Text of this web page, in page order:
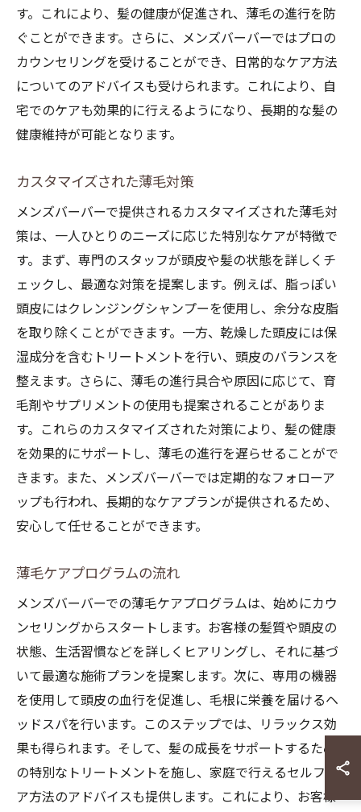
す。これにより、髪の健康が促進され、薄毛の進行を防
ぐことができます。さらに、メンズバーバーではプロの
カウンセリングを受けることができ、日常的なケア方法
についてのアドバイスも受けられます。これにより、自
宅でのケアも効果的に行えるようになり、長期的な髪の
健康維持が可能となります。
カスタマイズされた薄毛対策
メンズバーバーで提供されるカスタマイズされた薄毛対
策は、一人ひとりのニーズに応じた特別なケアが特徴で
す。まず、専門のスタッフが頭皮や髪の状態を詳しくチ
ェックし、最適な対策を提案します。例えば、脂っぽい
頭皮にはクレンジングシャンプーを使用し、余分な皮脂
を取り除くことができます。一方、乾燥した頭皮には保
湿成分を含むトリートメントを行い、頭皮のバランスを
整えます。さらに、薄毛の進行具合や原因に応じて、育
毛剤やサプリメントの使用も提案されることがありま
す。これらのカスタマイズされた対策により、髪の健康
を効果的にサポートし、薄毛の進行を遅らせることがで
きます。また、メンズバーバーでは定期的なフォローア
ップも行われ、長期的なケアプランが提供されるため、
安心して任せることができます。
薄毛ケアプログラムの流れ
メンズバーバーでの薄毛ケアプログラムは、始めにカウ
ンセリングからスタートします。お客様の髪質や頭皮の
状態、生活習慣などを詳しくヒアリングし、それに基づ
いて最適な施術プランを提案します。次に、専用の機器
を使用して頭皮の血行を促進し、毛根に栄養を届けるヘ
ッドスパを行います。このステップでは、リラックス効
果も得られます。そして、髪の成長をサポートするため
の特別なトリートメントを施し、家庭で行えるセルフケ
ア方法のアドバイスも提供します。これにより、お客様